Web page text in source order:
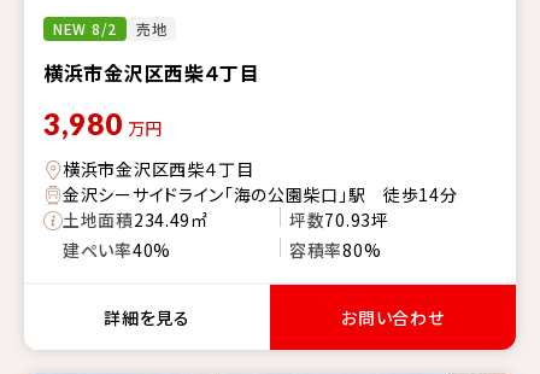
NEW 8/2 売地
横浜市金沢区西柴４丁目
3,980 万円
横浜市金沢区西柴４丁目
金沢シーサイドライン「海の公園柴口」駅 徒歩14分
土地面積234.49㎡ 坪数70.93坪
建ぺい率40% 容積率80%
詳細を見る お問い合わせ